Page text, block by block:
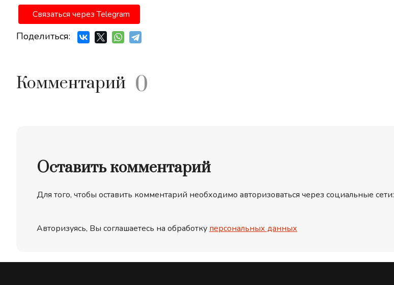
Связаться через Telegram
Поделиться:
Комментарий 0
Оставить комментарий
Для того, чтобы оставить комментарий необходимо авторизоваться через социальные сети:
Авторизуясь, Вы соглашаетесь на обработку персональных данных